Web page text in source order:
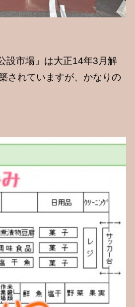
設市場」は大正14年3月解
されていますが、かなりの